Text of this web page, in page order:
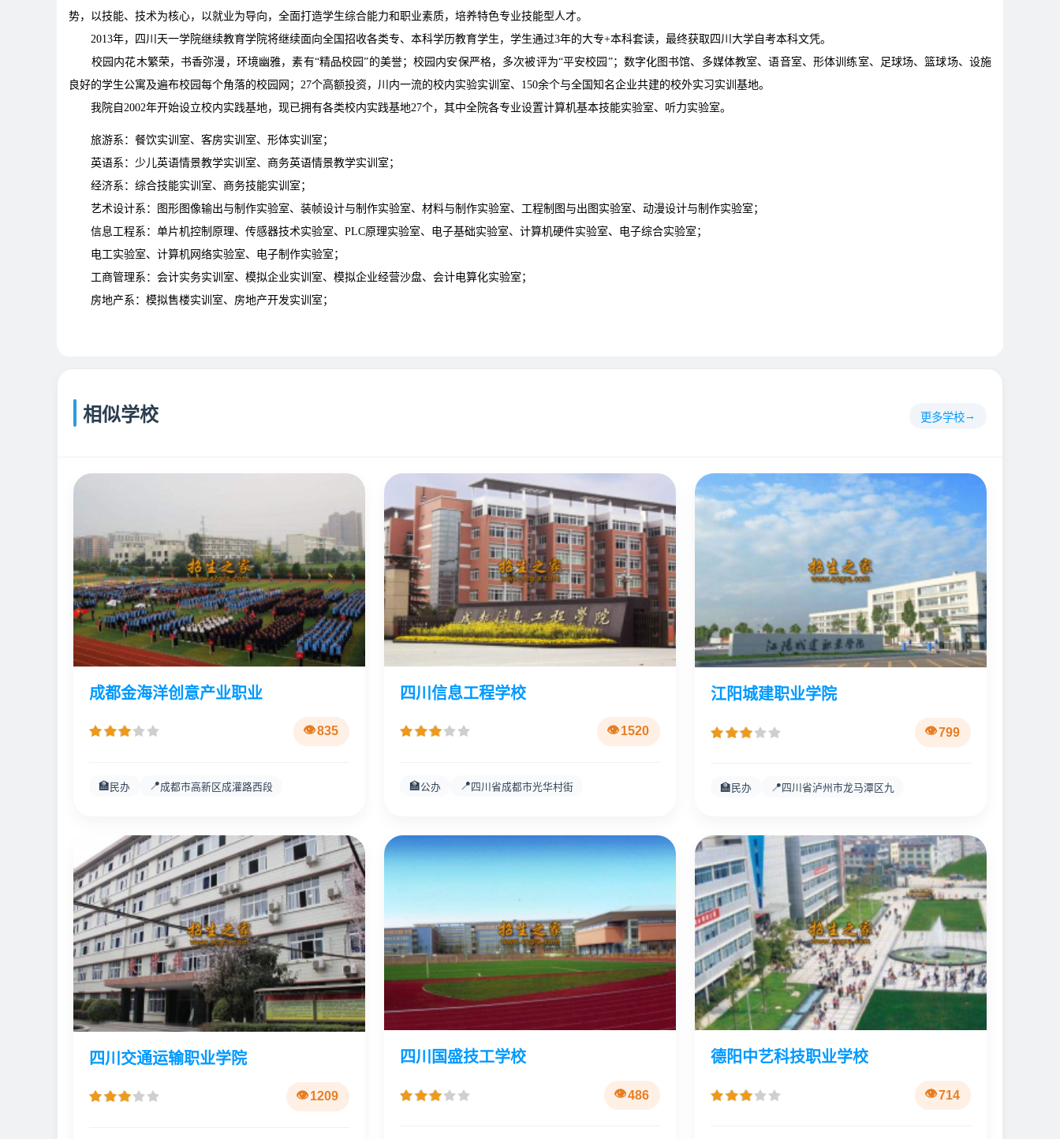
势，以技能、技术为核心，以就业为导向，全面打造学生综合能力和职业素质，培养特色专业技能型人才。
2013年，四川天一学院继续教育学院将继续面向全国招收各类专、本科学历教育学生，学生通过3年的大专+本科套读，最终获取四川大学自考本科文凭。
校园内花木繁荣，书香弥漫，环境幽雅，素有“精品校园”的美誉；校园内安保严格，多次被评为“平安校园”；数字化图书馆、多媒体教室、语音室、形体训练室、足球场、篮球场、设施
良好的学生公寓及遍布校园每个角落的校园网；27个高额投资，川内一流的校内实验实训室、150余个与全国知名企业共建的校外实习实训基地。
我院自2002年开始设立校内实践基地，现已拥有各类校内实践基地27个，其中全院各专业设置计算机基本技能实验室、听力实验室。
旅游系：餐饮实训室、客房实训室、形体实训室；
英语系：少儿英语情景教学实训室、商务英语情景教学实训室；
经济系：综合技能实训室、商务技能实训室；
艺术设计系：图形图像输出与制作实验室、装帧设计与制作实验室、材料与制作实验室、工程制图与出图实验室、动漫设计与制作实验室；
信息工程系：单片机控制原理、传感器技术实验室、PLC原理实验室、电子基础实验室、计算机硬件实验室、电子综合实验室；
电工实验室、计算机网络实验室、电子制作实验室；
工商管理系：会计实务实训室、模拟企业实训室、模拟企业经营沙盘、会计电算化实验室；
房地产系：模拟售楼实训室、房地产开发实训室；
相似学校 更多学校
成都金海洋创意产业职业
835
🏫 民办 📍成都市高新区成灌路西段
四川信息工程学校
1520
🏫公办 📍 四川省成都市光华村街
江阳城建职业学院
799
🏫 民办 📍 四川省泸州市龙马潭区九
四川交通运输职业学院
1209
四川国盛技工学校
486
德阳中艺科技职业学校
714